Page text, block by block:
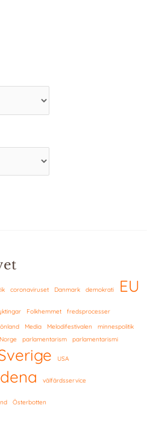
coronaviruset Danmark demokrati EU
Folkhemmet
fredsprocesser
Media Melodifestivalen
minnespolitik
Norge parlamentarism parlamentarismi
USA
välfärdsservice
Österbotten